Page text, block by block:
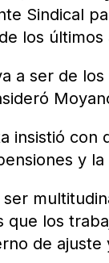
Sindical
los
a ser de
insistió
y
ser
que los
de